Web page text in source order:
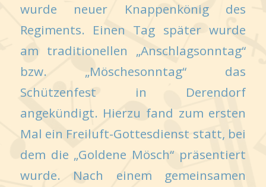
wurde neuer Knappenkönig des
Regiments. Einen Tag später wurde
am traditionellen „Anschlagsonntag“
bzw. „Möschesonntag“ das
Schützenfest in Derendorf
angekündigt. Hierzu fand zum ersten
Mal ein Freiluft-Gottesdienst statt, bei
dem die „Goldene Mösch“ präsentiert
wurde. Nach einem gemeinsamen